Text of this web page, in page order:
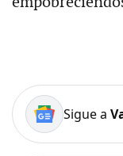
Sigue a